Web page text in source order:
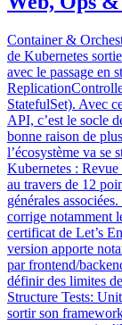
Container &
de Kubernetes
avec le passage en
StatefulSet). Avec
API, c’est le socle
bonne raison de
l’écosystème va se
Kubernetes :
au travers de 12
générales
corrige notamment
certificat de Let’s
version apporte
par frontend/
définir des limites
Structure Tests:
sortir son